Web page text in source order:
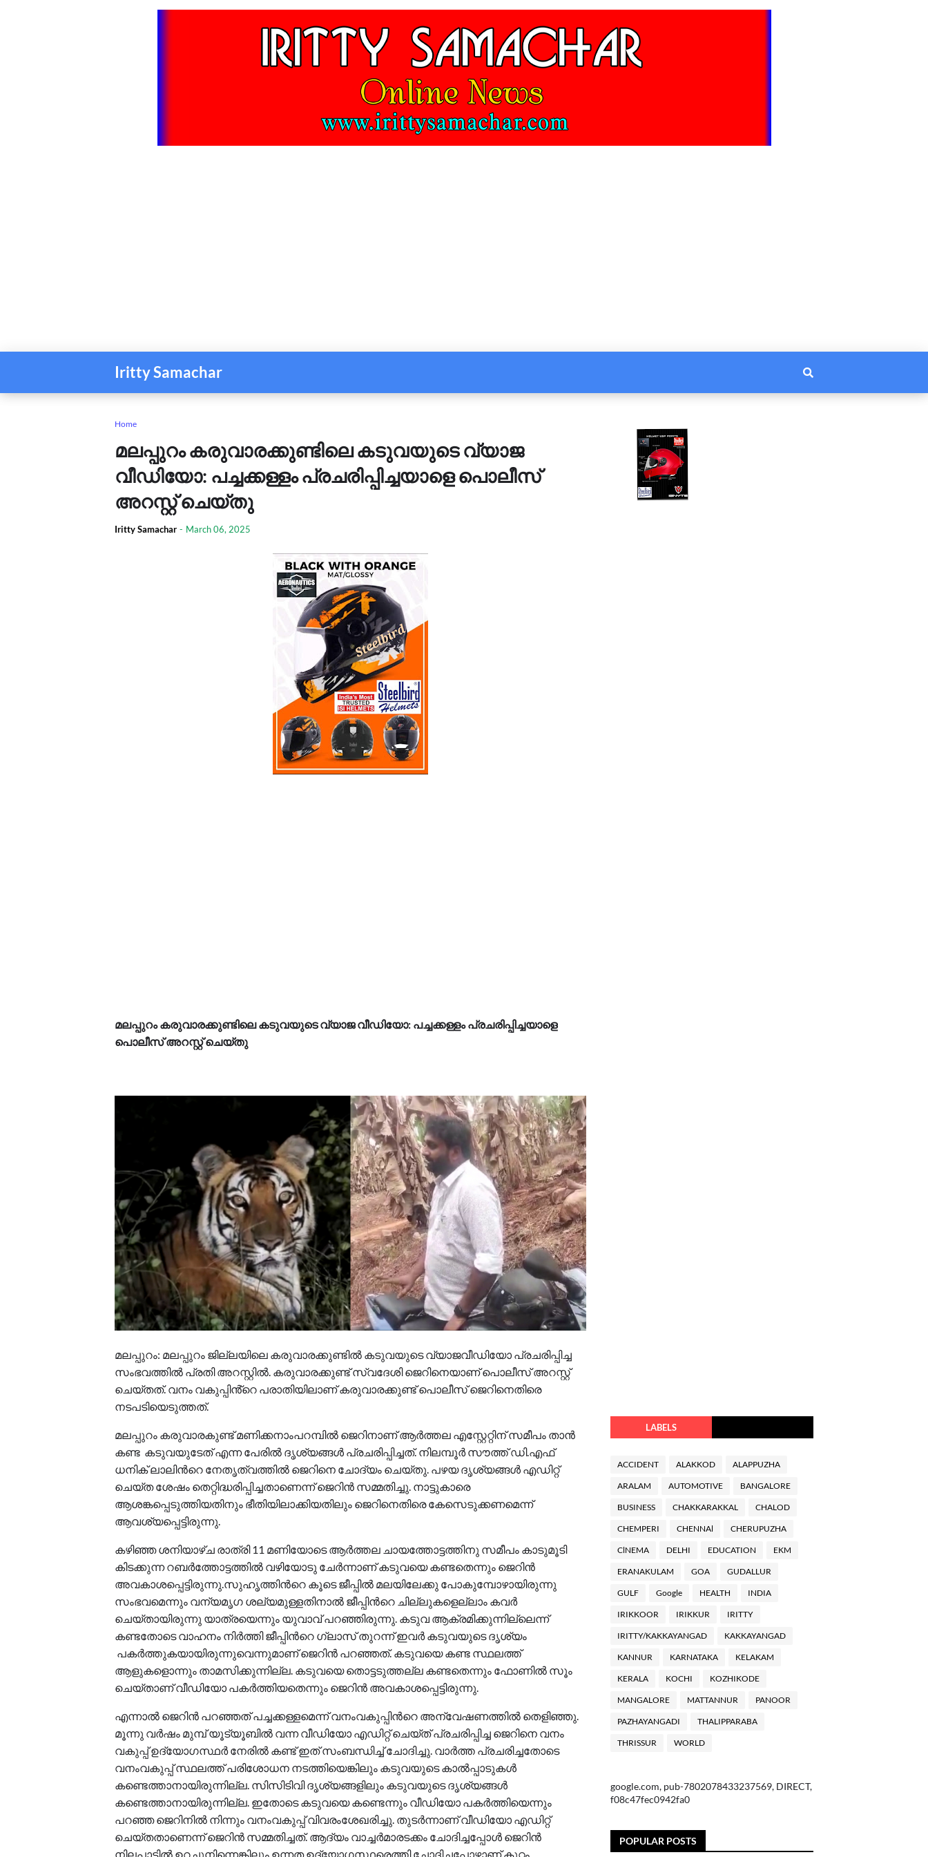
Iritty Samachar
Home
മലപ്പുറം കരുവാരക്കുണ്ടിലെ കടുവയുടെ വ്യാജ
വീഡിയോ: പച്ചക്കള്ളം പ്രചരിപ്പിച്ചയാളെ പൊലീസ്
അറസ്റ്റ് ചെയ്‌തു
Iritty Samachar - March 06, 2025
മലപ്പുറം കരുവാരക്കുണ്ടിലെ കടുവയുടെ വ്യാജ വീഡിയോ: പച്ചക്കള്ളം പ്രചരിപ്പിച്ചയാളെ
പൊലീസ് അറസ്റ്റ് ചെയ്‌തു
മലപ്പുറം: മലപ്പുറം ജില്ലയിലെ കരുവാരക്കുണ്ടിൽ കടുവയുടെ വ്യാജവീഡിയോ പ്രചരിപ്പിച്ച
സംഭവത്തിൽ പ്രതി അറസ്റ്റിൽ. കരുവാരക്കുണ്ട് സ്വദേശി ജെറിനെയാണ് പൊലീസ് അറസ്റ്റ്
ചെയ്തത്. വനം വകുപ്പിൻ്റെ പരാതിയിലാണ് കരുവാരക്കുണ്ട് പൊലീസ് ജെറിനെതിരെ
നടപടിയെടുത്തത്.
മലപ്പുറം കരുവാരകുണ്ട് മണിക്കനാംപറമ്പിൽ ജെറിനാണ് ആർത്തല എസ്റ്റേറ്റിന് സമീപം താൻ
കണ്ട കടുവയുടേത് എന്ന പേരിൽ ദൃശ്യങ്ങൾ പ്രചരിപ്പിച്ചത്. നിലമ്പൂർ സൗത്ത് ഡി.എഫ്
ധനിക് ലാലിന്‍റെ നേതൃത്വത്തിൽ ജെറിനെ ചോദ്യം ചെയ്തു. പഴയ ദൃശ്യങ്ങൾ എഡിറ്റ്
ചെയ്ത ശേഷം തെറ്റിദ്ധരിപ്പിച്ചതാണെന്ന് ജെറിൻ സമ്മതിച്ചു. നാട്ടുകാരെ
ആശങ്കപ്പെടുത്തിയതിനും ഭീതിയിലാക്കിയതിലും ജെറിനെതിരെ കേസെടുക്കണമെന്ന്
ആവശ്യപ്പെട്ടിരുന്നു.
കഴിഞ്ഞ ശനിയാഴ്ച രാത്രി 11 മണിയോടെ ആർത്തല ചായത്തോട്ടത്തിനു സമീപം കാടുമൂടി
കിടക്കുന്ന റബർത്തോട്ടത്തിൽ വഴിയോടു ചേർന്നാണ് കടുവയെ കണ്ടതെന്നും ജെറിൻ
അവകാശപ്പെട്ടിരുന്നു.സുഹൃത്തിന്‍റെ കൂടെ ജീപ്പിൽ മലയിലേക്കു പോകുമ്പോഴായിരുന്നു
സംഭവമെന്നും വന്യമൃഗ ശല്യമുള്ളതിനാൽ ജീപ്പിന്‍റെ ചില്ലുകളെല്ലാം കവർ
ചെയ്തായിരുന്നു യാത്രയെന്നും യുവാവ് പറഞ്ഞിരുന്നു. കടുവ ആക്രമിക്കുന്നില്ലെന്ന്
കണ്ടതോടെ വാഹനം നിർത്തി ജീപ്പിന്‍റെ ഗ്ലാസ് തുറന്ന് ഇവർ കടുവയുടെ ദൃശ്യം
പകർത്തുകയായിരുന്നുവെന്നുമാണ് ജെറിൻ പറഞ്ഞത്. കടുവയെ കണ്ട സ്ഥലത്ത്
ആളുകളൊന്നും താമസിക്കുന്നില്ല. കടുവയെ തൊട്ടടുത്തല്ല കണ്ടതെന്നും ഫോണിൽ സൂം
ചെയ്താണ് വീഡിയോ പകർത്തിയതെന്നും ജെറിൻ അവകാശപ്പെട്ടിരുന്നു.
എന്നാൽ ജെറിൻ പറഞ്ഞത് പച്ചക്കള്ളമെന്ന് വനംവകുപ്പിന്‍റെ അന്വേഷണത്തിൽ തെളിഞ്ഞു.
മൂന്നു വര്‍ഷം മുമ്പ് യൂട്യൂബിൽ വന്ന വീഡിയോ എഡിറ്റ് ചെയ്ത് പ്രചരിപ്പിച്ച ജെറിനെ വനം
വകുപ്പ് ഉദ്യോഗസ്ഥർ നേരിൽ കണ്ട് ഇത് സംബന്ധിച്ച് ചോദിച്ചു. വാര്‍ത്ത പ്രചരിച്ചതോടെ
വനംവകുപ്പ് സ്ഥലത്ത് പരിശോധന നടത്തിയെങ്കിലും കടുവയുടെ കാൽപ്പാടുകള്‍
കണ്ടെത്താനായിരുന്നില്ല. സിസിടിവി ദൃശ്യങ്ങളിലും കടുവയുടെ ദൃശ്യങ്ങള്‍
കണ്ടെത്താനായിരുന്നില്ല. ഇതോടെ കടുവയെ കണ്ടെന്നും വീഡിയോ പകര്‍ത്തിയെന്നും
പറഞ്ഞ ജെറിനിൽ നിന്നും വനംവകുപ്പ് വിവരംശേഖരിച്ചു. തുടര്‍ന്നാണ് വീഡിയോ എ‍ഡിറ്റ്
ചെയ്തതാണെന്ന് ജെറിൻ സമ്മതിച്ചത്. ആദ്യം വാച്ചര്‍മാരടക്കം ചോദിച്ചപ്പോള്‍ ജെറിൻ
നിലപാടിൽ ഉറച്ചുനിന്നെങ്കിലും ഉന്നത ഉദ്യോഗസ്ഥരെത്തി ചോദിച്ചപ്പോഴാണ് കുറ്റം
LABELS
ACCIDENT ALAKKOD ALAPPUZHA
ARALAM AUTOMOTIVE BANGALORE
BUSINESS CHAKKARAKKAL CHALOD
CHEMPERI CHENNAl CHERUPUZHA
ClNEMA DELHI EDUCATION EKM
ERANAKULAM GOA GUDALLUR
GULF Google HEALTH INDIA
IRIKKOOR IRIKKUR IRITTY
IRITTY/KAKKAYANGAD KAKKAYANGAD
KANNUR KARNATAKA KELAKAM
KERALA KOCHI KOZHIKODE
MANGALORE MATTANNUR PANOOR
PAZHAYANGADI THALIPPARABA
THRISSUR WORLD
google.com, pub-7802078433237569, DIRECT,
f08c47fec0942fa0
POPULAR POSTS